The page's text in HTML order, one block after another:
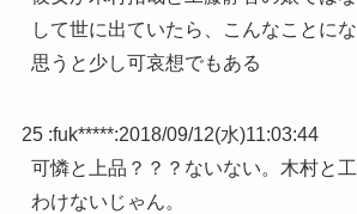
して世に出ていたら、こんなことに
思うと少し可哀想でもある
25 :fuk*****:2018/09/12(水)11:03:44
可憐と上品？？？ないない。木村と
わけないじゃん。